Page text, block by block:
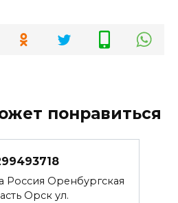
понравиться
Россия Оренбургская
Орск ул.